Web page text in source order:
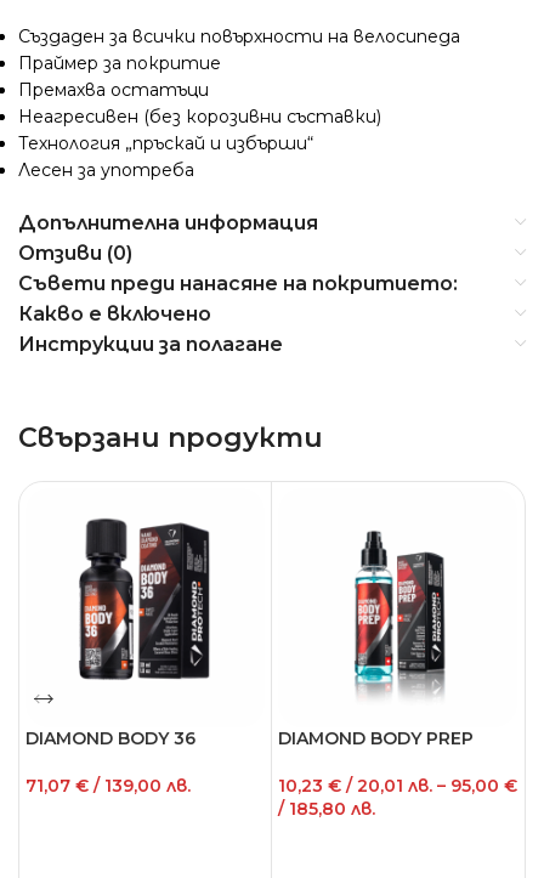
Създаден за всички повърхности на велосипеда
Праймер за покритие
Премахва остатъци
Неагресивен (без корозивни съставки)
Технология „пръскай и избърши“
Лесен за употреба
Допълнителна информация
Отзиви (0)
Съвети преди нанасяне на покритието:
Какво е включено
Инструкции за полагане
Свързани продукти
DIAMOND BODY 36
71,07 € / 139,00 лв.
DIAMOND BODY PREP
10,23 € / 20,01 лв. – 95,00 €
/ 185,80 лв.